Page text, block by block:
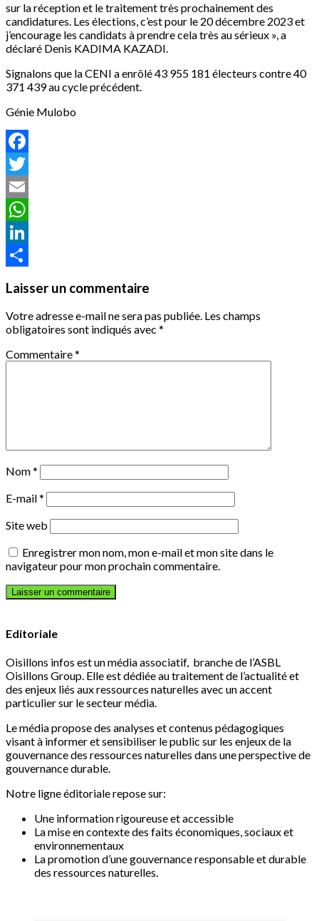
sur la réception et le traitement très prochainement des
candidatures. Les élections, c’est pour le 20 décembre 2023 et
j’encourage les candidats à prendre cela très au sérieux », a
déclaré Denis KADIMA KAZADI.
Signalons que la CENI a enrôlé 43 955 181 électeurs contre 40
371 439 au cycle précédent.
Génie Mulobo
Facebook
Twitter
Email
WhatsApp
LinkedIn
Laisser un commentaire
Votre adresse e-mail ne sera pas publiée. Les champs
obligatoires sont indiqués avec *
Commentaire*
Nom*
E-mail*
Site web
Enregistrer mon nom, mon e-mail et mon site dans le
navigateur pour mon prochain commentaire.
Editoriale
Oisillons infos est un média associatif, branche de l’ASBL
Oisillons Group. Elle est dédiée au traitement de l’actualité et
des enjeux liés aux ressources naturelles avec un accent
particulier sur le secteur média.
Le média propose des analyses et contenus pédagogiques
visant à informer et sensibiliser le public sur les enjeux de la
gouvernance des ressources naturelles dans une perspective de
gouvernance durable.
Notre ligne éditoriale repose sur:
Une information rigoureuse et accessible
La mise en contexte des faits économiques, sociaux et
environnementaux
La promotion d’une gouvernance responsable et durable
des ressources naturelles.